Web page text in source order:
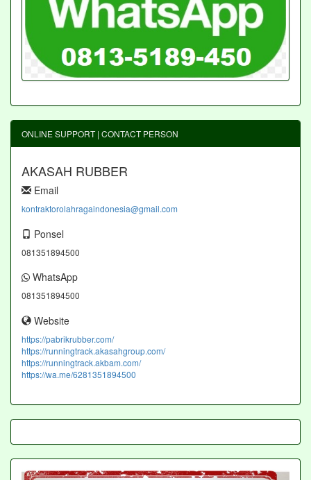
ONLINE SUPPORT | CONTACT PERSON
AKASAH RUBBER
Email
kontraktorolahragaindonesia@gmail.com
Ponsel
081351894500
WhatsApp
081351894500
Website
https://pabrikrubber.com/
https://runningtrack.akasahgroup.com/
https://runningtrack.akbam.com/
https://wa.me/6281351894500